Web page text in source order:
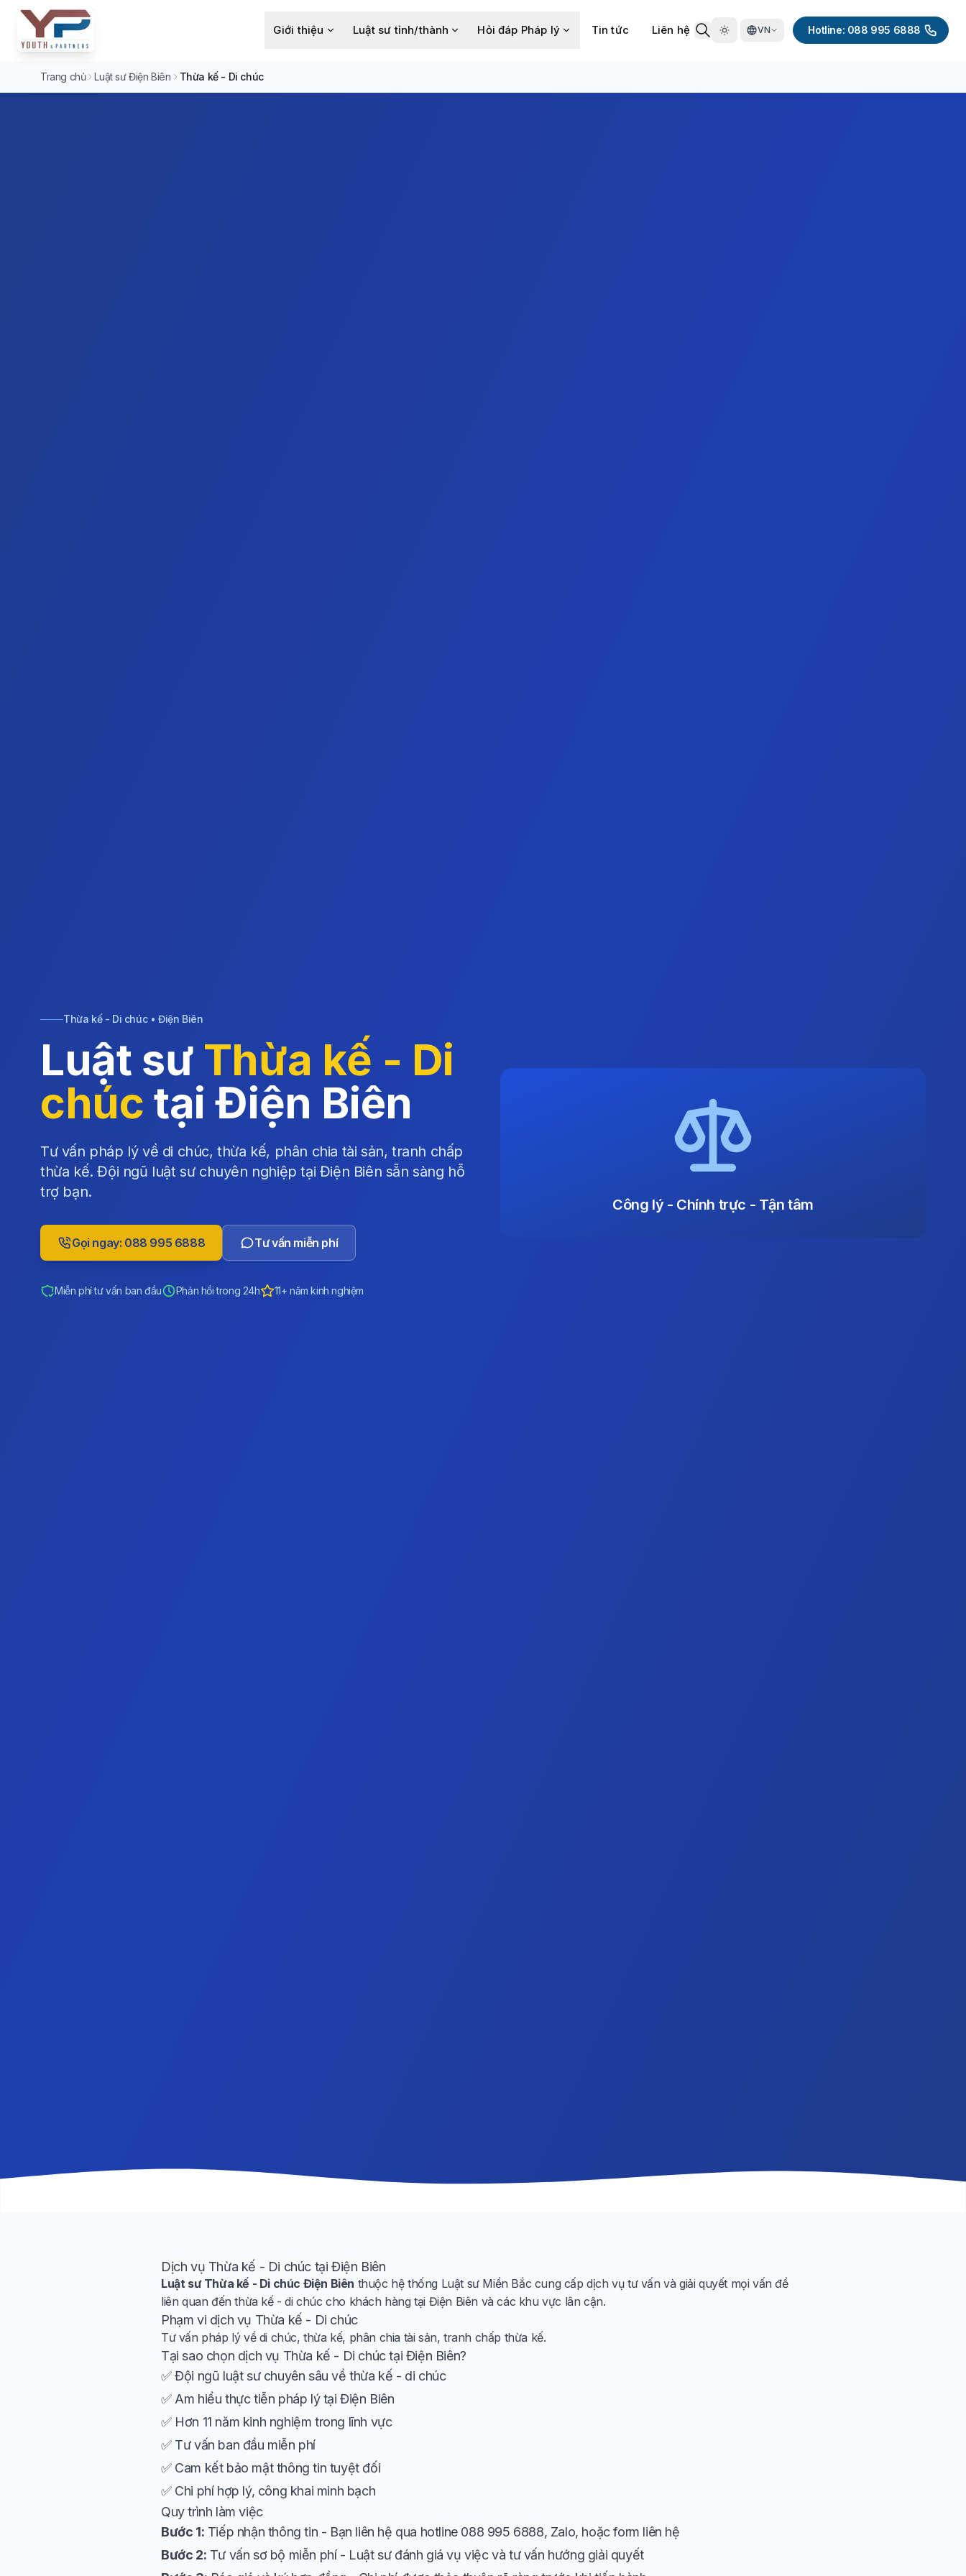
Giới thiệu Luật sư tỉnh/thành Hỏi đáp Pháp lý Tin tức Liên hệ VN Hotline: 088 995 6888
Trang chủ Luật sư Điện Biên Thừa kế - Di chúc
Thừa kế - Di chúc • Điện Biên
Luật sư Thừa kế - Di
chúc tại Điện Biên
Tư vấn pháp lý về di chúc, thừa kế, phân chia tài sản, tranh chấp
thừa kế. Đội ngũ luật sư chuyên nghiệp tại Điện Biên sẵn sàng hỗ
trợ bạn.
Gọi ngay: 088 995 6888 Tư vấn miễn phí
Miễn phí tư vấn ban đầu Phản hồi trong 24h 11+ năm kinh nghiệm
Công lý - Chính trực - Tận tâm
Dịch vụ Thừa kế - Di chúc tại Điện Biên
Luật sư Thừa kế - Di chúc Điện Biên thuộc hệ thống Luật sư Miền Bắc cung cấp dịch vụ tư vấn và giải quyết mọi vấn đề
liên quan đến thừa kế - di chúc cho khách hàng tại Điện Biên và các khu vực lân cận.
Phạm vi dịch vụ Thừa kế - Di chúc
Tư vấn pháp lý về di chúc, thừa kế, phân chia tài sản, tranh chấp thừa kế.
Tại sao chọn dịch vụ Thừa kế - Di chúc tại Điện Biên?
✅ Đội ngũ luật sư chuyên sâu về thừa kế - di chúc
✅ Am hiểu thực tiễn pháp lý tại Điện Biên
✅ Hơn 11 năm kinh nghiệm trong lĩnh vực
✅ Tư vấn ban đầu miễn phí
✅ Cam kết bảo mật thông tin tuyệt đối
✅ Chi phí hợp lý, công khai minh bạch
Quy trình làm việc
Bước 1: Tiếp nhận thông tin - Bạn liên hệ qua hotline 088 995 6888, Zalo, hoặc form liên hệ
Bước 2: Tư vấn sơ bộ miễn phí - Luật sư đánh giá vụ việc và tư vấn hướng giải quyết